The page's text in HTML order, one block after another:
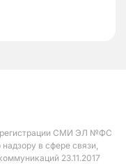
СМИ ЭЛ №ФС
в сфере связи,
23.11.2017